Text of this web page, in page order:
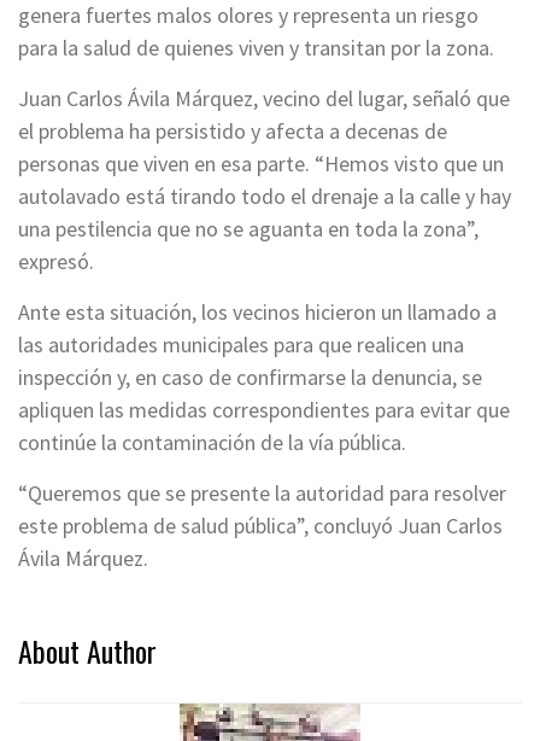
genera fuertes malos olores y representa un riesgo
para la salud de quienes viven y transitan por la zona.
Juan Carlos Ávila Márquez, vecino del lugar, señaló que
el problema ha persistido y afecta a decenas de
personas que viven en esa parte. “Hemos visto que un
autolavado está tirando todo el drenaje a la calle y hay
una pestilencia que no se aguanta en toda la zona”,
expresó.
Ante esta situación, los vecinos hicieron un llamado a
las autoridades municipales para que realicen una
inspección y, en caso de confirmarse la denuncia, se
apliquen las medidas correspondientes para evitar que
continúe la contaminación de la vía pública.
“Queremos que se presente la autoridad para resolver
este problema de salud pública”, concluyó Juan Carlos
Ávila Márquez.
About Author